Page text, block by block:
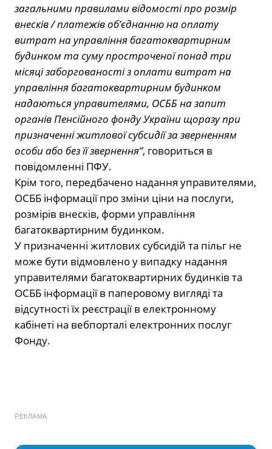
загальними правилами відомості про розмір
внесків / платежів об’єднанню на оплату
витрат на управління багатоквартирним
будинком та суму простроченої понад три
місяці заборгованості з оплати витрат на
управління багатоквартирним будинком
надаються управителями, ОСББ на запит
органів Пенсійного фонду України щоразу при
призначенні житлової субсидії за зверненням
особи або без її звернення”, говориться в
повідомленні ПФУ.
Крім того, передбачено надання управителями,
ОСББ інформації про зміни ціни на послуги,
розмірів внесків, форми управління
багатоквартирним будинком.
У призначенні житлових субсидій та пільг не
може бути відмовлено у випадку надання
управителями багатоквартирних будинків та
ОСББ інформації в паперовому вигляді та
відсутності їх реєстрації в електронному
кабінеті на вебпорталі електронних послуг
Фонду.
РЕКЛАМА